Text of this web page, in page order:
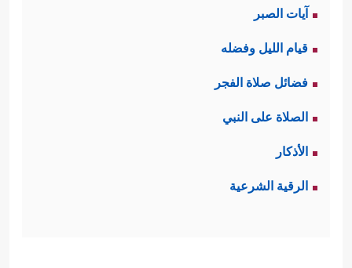
آيات الصبر
قيام الليل وفضله
فضائل صلاة الفجر
الصلاة على النبي
الأذكار
الرقية الشرعية